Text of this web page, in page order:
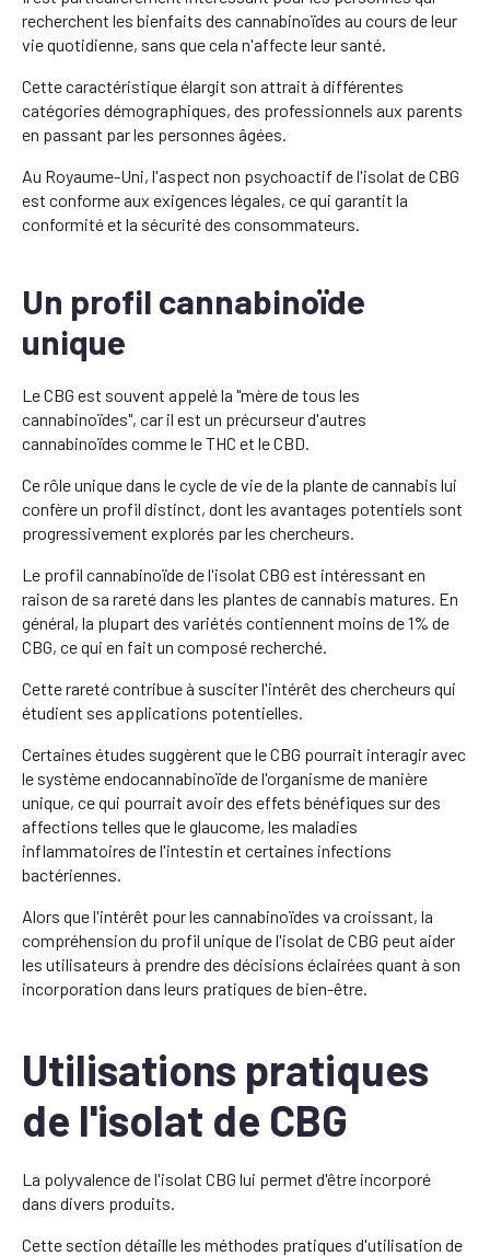
recherchent les bienfaits des cannabinoïdes au cours de leur
vie quotidienne, sans que cela n'affecte leur santé.
Cette caractéristique élargit son attrait à différentes
catégories démographiques, des professionnels aux parents
en passant par les personnes âgées.
Au Royaume-Uni, l'aspect non psychoactif de l'isolat de CBG
est conforme aux exigences légales, ce qui garantit la
conformité et la sécurité des consommateurs.
Un profil cannabinoïde
unique
Le CBG est souvent appelé la "mère de tous les
cannabinoïdes", car il est un précurseur d'autres
cannabinoïdes comme le THC et le CBD.
Ce rôle unique dans le cycle de vie de la plante de cannabis lui
confère un profil distinct, dont les avantages potentiels sont
progressivement explorés par les chercheurs.
Le profil cannabinoïde de l'isolat CBG est intéressant en
raison de sa rareté dans les plantes de cannabis matures. En
général, la plupart des variétés contiennent moins de 1% de
CBG, ce qui en fait un composé recherché.
Cette rareté contribue à susciter l'intérêt des chercheurs qui
étudient ses applications potentielles.
Certaines études suggèrent que le CBG pourrait interagir avec
le système endocannabinoïde de l'organisme de manière
unique, ce qui pourrait avoir des effets bénéfiques sur des
affections telles que le glaucome, les maladies
inflammatoires de l'intestin et certaines infections
bactériennes.
Alors que l'intérêt pour les cannabinoïdes va croissant, la
compréhension du profil unique de l'isolat de CBG peut aider
les utilisateurs à prendre des décisions éclairées quant à son
incorporation dans leurs pratiques de bien-être.
Utilisations pratiques
de l'isolat de CBG
La polyvalence de l'isolat CBG lui permet d'être incorporé
dans divers produits.
Cette section détaille les méthodes pratiques d'utilisation de